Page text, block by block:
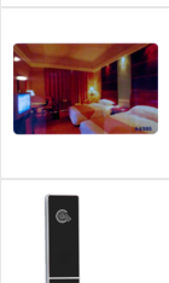
aparati
i oprema